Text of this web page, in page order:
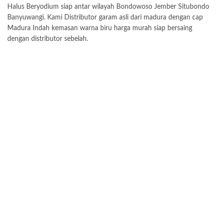
Halus Beryodium siap antar wilayah Bondowoso Jember Situbondo
Banyuwangi. Kami Distributor garam asli dari madura dengan cap
Madura Indah kemasan warna biru harga murah siap bersaing
dengan distributor sebelah.